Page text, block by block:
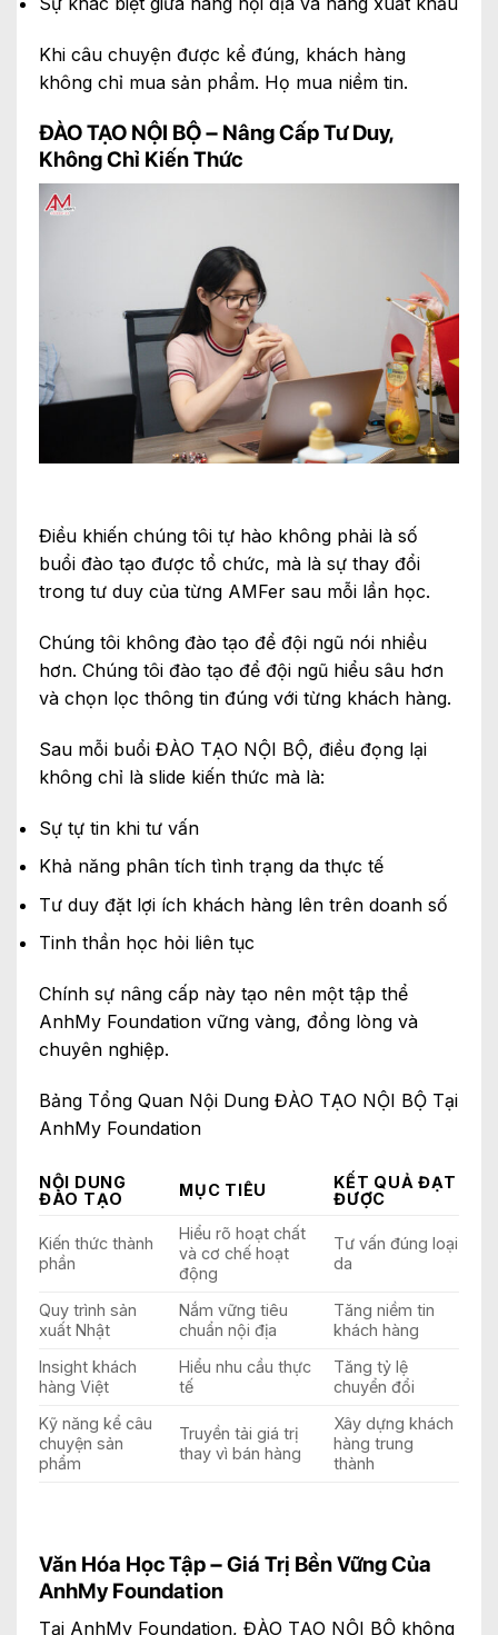
Khi câu chuyện được kể đúng, khách hàng
không chỉ mua sản phẩm. Họ mua niềm tin.
ĐÀO TẠO NỘI BỘ – Nâng Cấp Tư Duy,
Không Chỉ Kiến Thức
Điều khiến chúng tôi tự hào không phải là số
buổi đào tạo được tổ chức, mà là sự thay đổi
trong tư duy của từng AMFer sau mỗi lần học.
Chúng tôi không đào tạo để đội ngũ nói nhiều
hơn. Chúng tôi đào tạo để đội ngũ hiểu sâu hơn
và chọn lọc thông tin đúng với từng khách hàng.
Sau mỗi buổi ĐÀO TẠO NỘI BỘ, điều đọng lại
không chỉ là slide kiến thức mà là:
Sự tự tin khi tư vấn
Khả năng phân tích tình trạng da thực tế
Tư duy đặt lợi ích khách hàng lên trên doanh số
Tinh thần học hỏi liên tục
Chính sự nâng cấp này tạo nên một tập thể
AnhMy Foundation vững vàng, đồng lòng và
chuyên nghiệp.
Bảng Tổng Quan Nội Dung ĐÀO TẠO NỘI BỘ Tại
AnhMy Foundation
NỘI DUNG
ĐÀO TẠO
MỤC TIÊU
KẾT QUẢ ĐẠT
ĐƯỢC
Kiến thức thành
phần
Hiểu rõ hoạt chất
và cơ chế hoạt
động
Tư vấn đúng loại
da
Quy trình sản
xuất Nhật
Nắm vững tiêu
chuẩn nội địa
Tăng niềm tin
khách hàng
Insight khách
hàng Việt
Hiểu nhu cầu thực
tế
Tăng tỷ lệ
chuyển đổi
Kỹ năng kể câu
chuyện sản
phẩm
Truyền tải giá trị
thay vì bán hàng
Xây dựng khách
hàng trung
thành
Văn Hóa Học Tập – Giá Trị Bền Vững Của
AnhMy Foundation
Tại AnhMy Foundation, ĐÀO TẠO NỘI BỘ không